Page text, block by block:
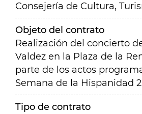
Consejería de Cultura,
Objeto del contrato
Realización del concierto
Valdez en la Plaza de la
parte de los actos
Semana de la Hispanidad
Tipo de contrato